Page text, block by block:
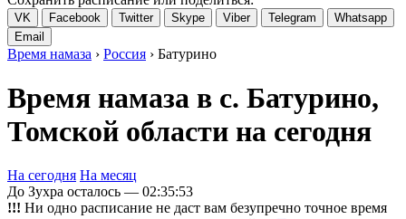
VK Facebook Twitter Skype Viber Telegram
Whatsapp
Email
Время намаза › Россия › Батурино
Время намаза в с. Батурино,
Томской области на сегодня
На сегодня На месяц
До Зухра осталось — 02:35:53
!!! Ни одно расписание не даст вам безупречно точное время